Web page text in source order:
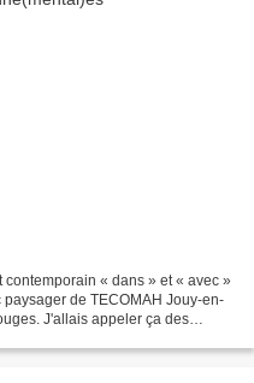
« dans » et « avec »
de TECOMAH Jouy-en-
J'allais appeler ça des